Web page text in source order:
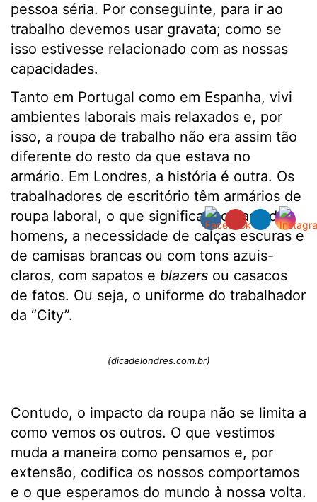
pessoa séria. Por conseguinte, para ir ao
trabalho devemos usar gravata; como se
isso estivesse relacionado com as nossas
capacidades.
Tanto em Portugal como em Espanha, vivi
ambientes laborais mais relaxados e, por
isso, a roupa de trabalho não era assim tão
diferente do resto da que estava no
armário. Em Londres, a história é outra. Os
trabalhadores de escritório têm armários de
roupa laboral, o que significa, no caso dos
homens, a necessidade de calças escuras e
de camisas brancas ou com tons azuis-
claros, com sapatos e blazers ou casacos
de fatos. Ou seja, o uniforme do trabalhador
da “City”.
(dicadelondres.com.br)
Contudo, o impacto da roupa não se limita a
como vemos os outros. O que vestimos
muda a maneira como pensamos e, por
extensão, codifica os nossos comportamos
e o que esperamos do mundo à nossa volta.